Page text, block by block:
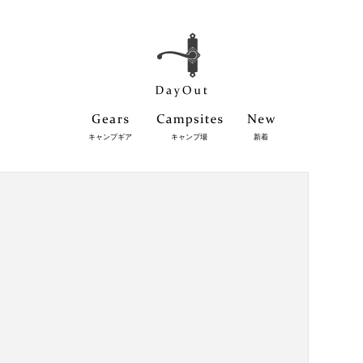
キャンプギア キャンプ場 新着